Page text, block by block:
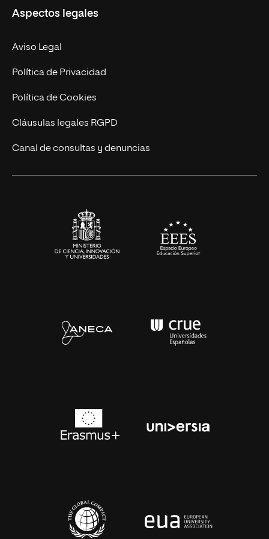
Doctorados
Experto Universitario
Postgrados
Cursos Universitarios
Facultades
Nuestro Equipo
Trabaja en UNIR
Actualidad
UNIR Revista
Eventos
Aspectos legales
Aviso Legal
Política de Privacidad
Política de Cookies
Cláusulas legales RGPD
Canal de consultas y denuncias